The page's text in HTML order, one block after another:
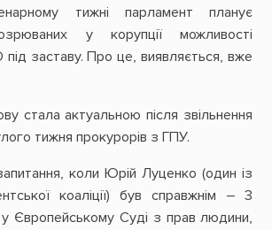
тижні парламент планує
у корупції можливості
під заставу. Про це, виявляється, вже
стала актуальною після звільнення
тижня прокурорів з ГПУ.
коли Юрій Луценко (один із
коаліції) був справжнім – 3
у Європейському Суді з прав людини,